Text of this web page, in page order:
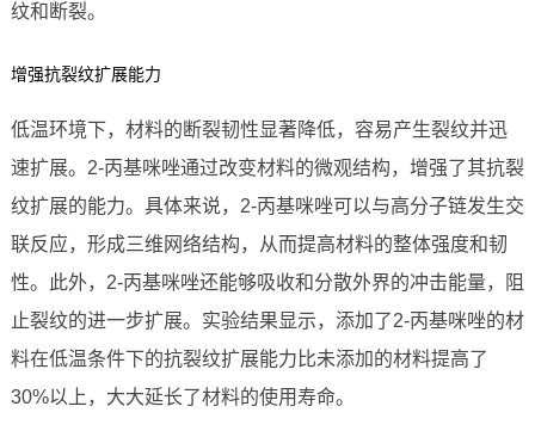
纹和断裂。
增强抗裂纹扩展能力
低温环境下，材料的断裂韧性显著降低，容易产生裂纹并迅
速扩展。2-丙基咪唑通过改变材料的微观结构，增强了其抗裂
纹扩展的能力。具体来说，2-丙基咪唑可以与高分子链发生交
联反应，形成三维网络结构，从而提高材料的整体强度和韧
性。此外，2-丙基咪唑还能够吸收和分散外界的冲击能量，阻
止裂纹的进一步扩展。实验结果显示，添加了2-丙基咪唑的材
料在低温条件下的抗裂纹扩展能力比未添加的材料提高了
30%以上，大大延长了材料的使用寿命。